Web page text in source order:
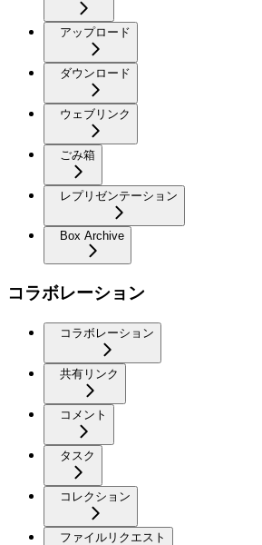
アップロード
ダウンロード
ウェブリンク
ごみ箱
レプリゼンテーション
Box Archive
コラボレーション
コラボレーション
共有リンク
コメント
タスク
コレクション
ファイルリクエスト